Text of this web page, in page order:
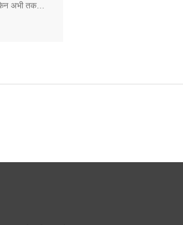
अभी तक
India पर हुई,